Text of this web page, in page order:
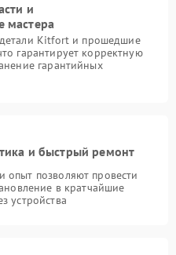
и
мастера
Kitfort и прошедшие
гарантирует корректную
гарантийных
и быстрый ремонт
позволяют провести
в кратчайшие
устройства